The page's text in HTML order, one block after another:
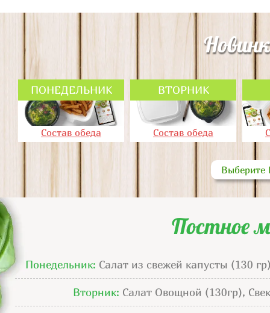
ПОНЕДЕЛЬНИК
Состав обеда
ВТОРНИК
Состав обеда
Выберите
Постное
Понедельник: Салат из свежей капусты (130
Вторник: Салат Овощной (130гр),